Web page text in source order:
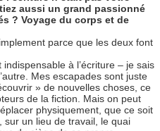
aussi un grand passionné
? Voyage du corps et de
parce que les deux font
à l’écriture – je sais
Mes escapades sont juste
» de nouvelles choses, ce
de la fiction. Mais on peut
physiquement, que ce soit
sur un lieu de travail, le quai